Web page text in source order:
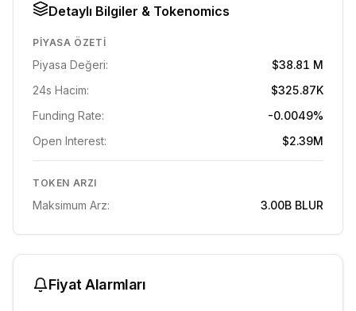
Detaylı Bilgiler & Tokenomics
PIYASA ÖZETI
Piyasa Değeri:
$38.81 M
24s Hacim:
$325.87K
Funding Rate:
-0.0049%
Open Interest:
$2.39M
TOKEN ARZI
Maksimum Arz: 3.00B BLUR
Fiyat Alarmları